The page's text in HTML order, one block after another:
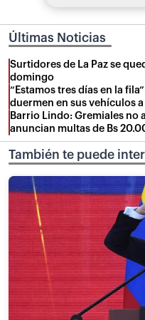
Últimas Noticias
Surtidores de La Paz se
domingo
“Estamos tres días en la
duermen en sus vehículos a
Barrio Lindo: Gremiales no
anuncian multas de Bs
También te puede